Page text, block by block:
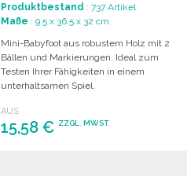
Produktbestand : 737 Artikel
Maße : 9.5 x 36.5 x 32 cm
Mini-Babyfoot aus robustem Holz mit 2
Bällen und Markierungen. Ideal zum
Testen Ihrer Fähigkeiten in einem
unterhaltsamen Spiel.
AUS
15,58 € ZZGL. MWST.